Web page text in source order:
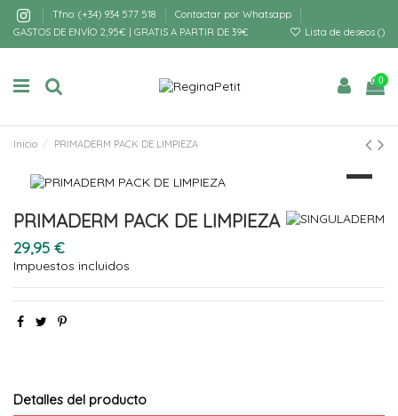
Tfno: (+34) 934 577 518
Contactar por Whatsapp
GASTOS DE ENVÍO 2,95€ | GRATIS A PARTIR DE 39€
Lista de deseos ()
0
Inicio PRIMADERM PACK DE LIMPIEZA
PRIMADERM PACK DE LIMPIEZA
29,95 €
Impuestos incluidos
Detalles del producto